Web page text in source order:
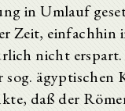
in Umlauf
Zeit, einfachhin
nicht erspart.
sog.
daß der